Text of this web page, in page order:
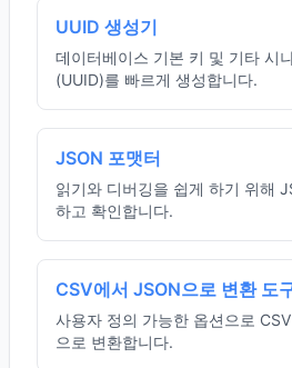
UUID 생성기
데이터베이스 기본 키 및 기타 시
(UUID)를 빠르게 생성합니다.
JSON 포맷터
읽기와 디버깅을 쉽게 하기 위해
하고 확인합니다.
CSV에서 JSON으로 변환 도
사용자 정의 가능한 옵션으로
으로 변환합니다.